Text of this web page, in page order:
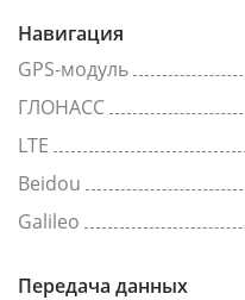
Навигация
GPS-модуль
ГЛОНАСС
LTE
Beidou
Galileo
Передача данных